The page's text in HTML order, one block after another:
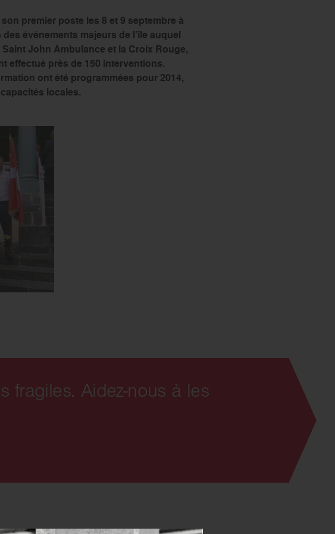
premier poste les 8 et 9 septembre à
événements majeurs de l’île auquel
John Ambulance et la Croix Rouge,
effectué près de 150 interventions.
ont été programmées pour 2014,
locales.
fragiles. Aidez-nous à les